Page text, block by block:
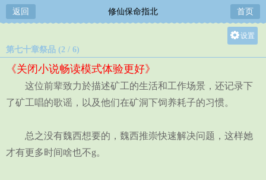
返回 修仙保命指北 首页
设置
中
第七十章祭品 (2 / 6)
《关闭小说畅读模式体验更好》
这位前辈致力於描述矿工的生活和工作场景，还记录下
了矿工唱的歌谣，以及他们在矿洞下饲养耗子的习惯。
总之没有魏西想要的，魏西推崇快速解决问题，这样她
才有更多时间啥也不g。